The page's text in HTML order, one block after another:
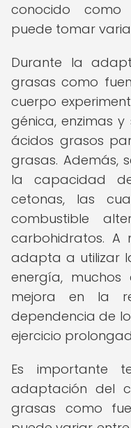
conocido como
puede tomar
Durante la
grasas como
cuerpo
génica, enzimas
ácidos grasos
grasas. Además,
la capacidad
cetonas, las
combustible
carbohidratos. A
adapta a utilizar
energía, muchos
mejora en la
dependencia de
ejercicio
Es importante
adaptación del
grasas como